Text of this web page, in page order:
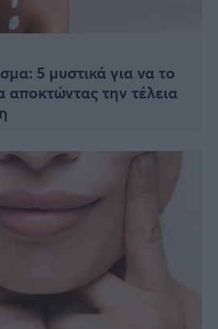
5 μυστικά για να το
αποκτώντας την τέλεια